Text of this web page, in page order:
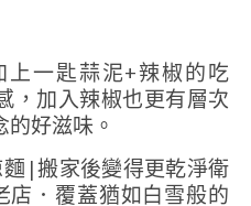
一匙蒜泥+辣椒的吃
，加入辣椒也更有層次
好滋味。